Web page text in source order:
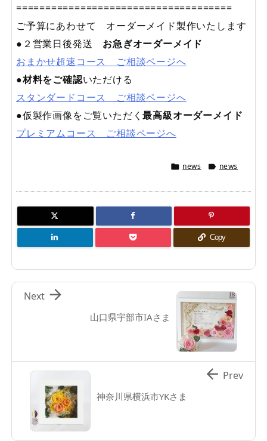
=====================================
ご予算にあわせて オーダーメイド製作いたします
●２営業日後発送 お急ぎオーダーメイド
おまかせ超速コース ご相談ページへ
●材料をご確認いただける
スタンダードコース ご相談ページへ
●仮製作画像をご覧いただく最高級オーダーメイド
プレミアムコース ご相談ページへ
 news  news
Copy
山口県宇部市IAさま

Next
神奈川県横浜市YKさま
 Prev